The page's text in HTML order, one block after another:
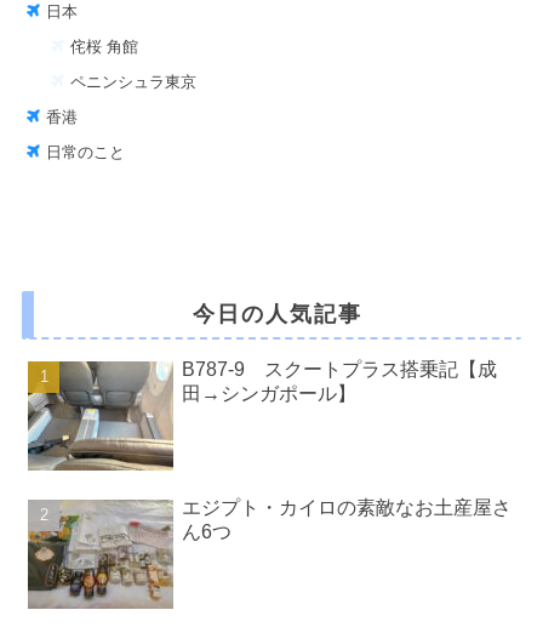
日本
侘桜 角館
ペニンシュラ東京
香港
日常のこと
今日の人気記事
B787-9 スクートプラス搭乗記【成
田→シンガポール】
エジプト・カイロの素敵なお土産屋さ
ん6つ